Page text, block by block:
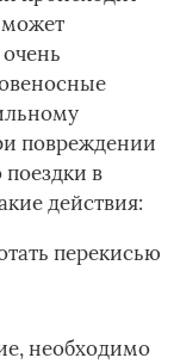
повреждении
в
действия:
перекисью
необходимо